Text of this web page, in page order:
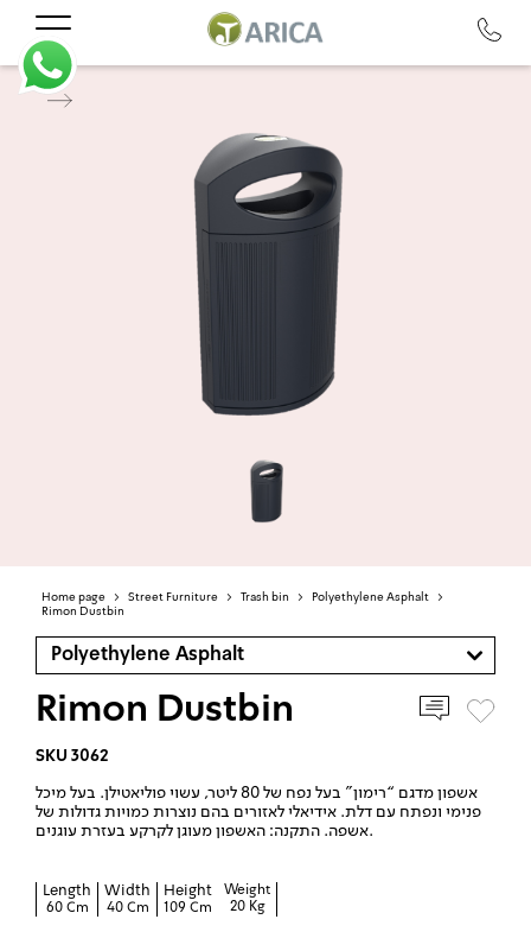
Home page > Street Furniture > Trash bin > Polyethylene Asphalt
>
Rimon Dustbin
Polyethylene Asphalt
Rimon Dustbin
SKU 3062
אשפון מדגם “רימון” בעל נפח של 80 ליטר, עשוי פוליאטילן. בעל מיכל
פנימי ונפתח עם דלת. אידיאלי לאזורים בהם נוצרות כמויות גדולות של
אשפה. התקנה: האשפון מעוגן לקרקע בעזרת עוגנים.
Length
60 Cm
Width
40 Cm
Height
109 Cm
Weight
20 Kg